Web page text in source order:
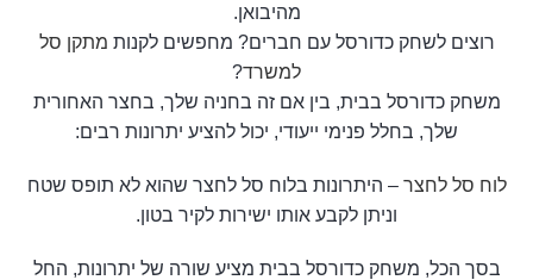
מהיבואן.
רוצים לשחק כדורסל עם חברים? מחפשים לקנות מתקן סל
למשרד?
משחק כדורסל בבית, בין אם זה בחניה שלך, בחצר האחורית
שלך, בחלל פנימי ייעודי, יכול להציע יתרונות רבים:
לוח סל לחצר – היתרונות בלוח סל לחצר שהוא לא תופס שטח
וניתן לקבע אותו ישירות לקיר בטון.
בסך הכל, משחק כדורסל בבית מציע שורה של יתרונות, החל